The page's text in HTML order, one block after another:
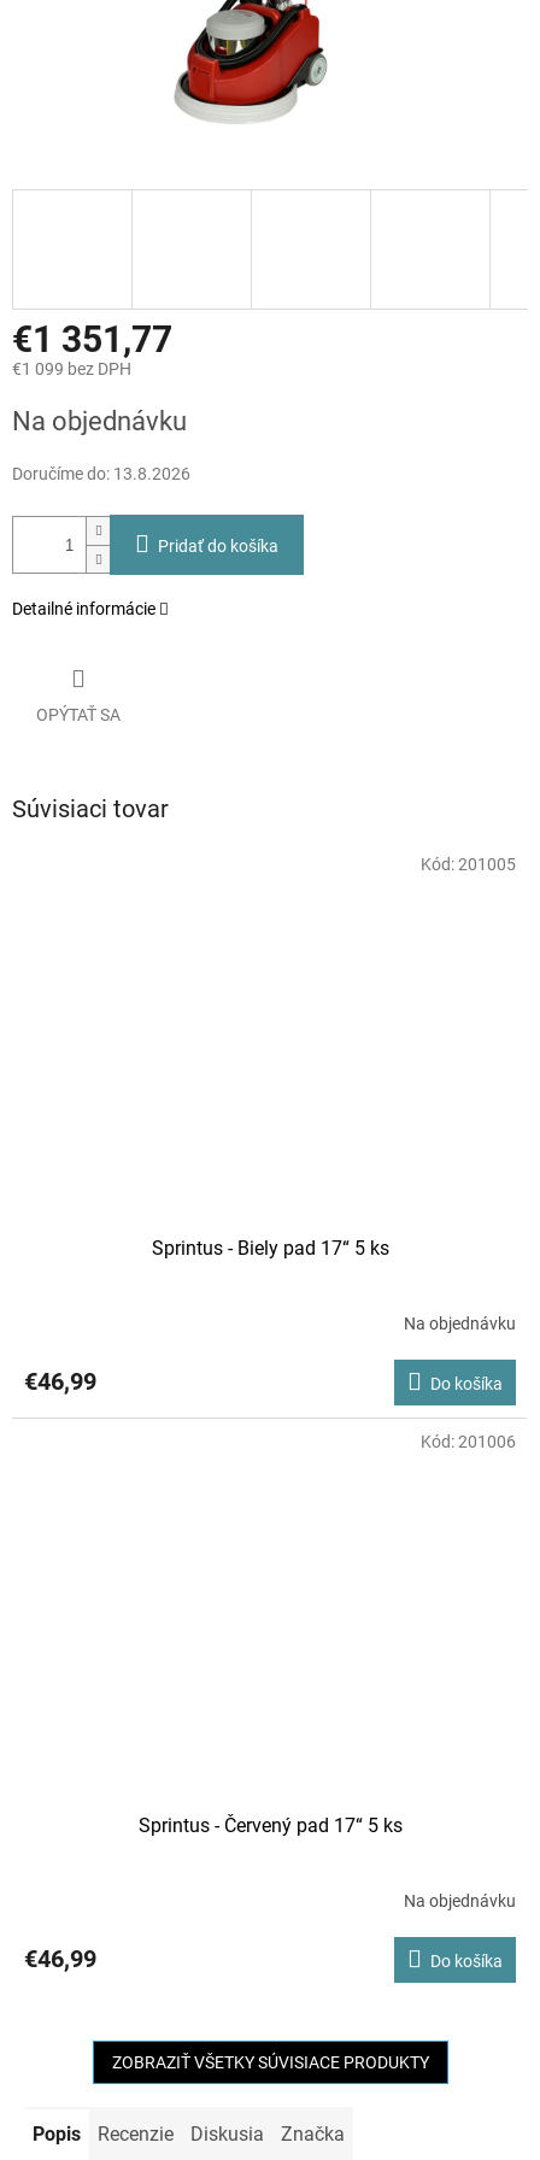
€1 351,77
€1 099 bez DPH
cena:
Na objednávku
Doručíme do: 13.8.2026
Pridať do košíka
Detailné informácie
OPÝTAŤ SA
Súvisiaci tovar
Sprintus - Biely pad 17“ 5 ks
Na objednávku
€46,99 Do košíka
Kód:201005
Sprintus - Červený pad 17“ 5 ks
Na objednávku
€46,99 Do košíka
Kód:201006
ZOBRAZIŤ VŠETKY SÚVISIACE PRODUKTY
Popis Recenzie Diskusia Značka